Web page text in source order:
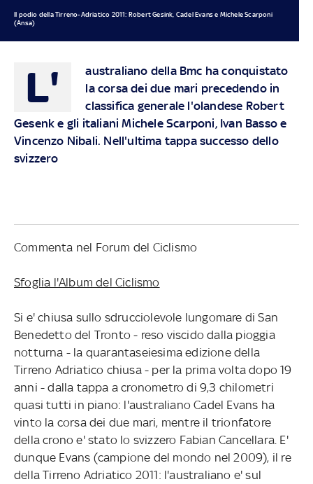
Il podio della Tirreno-Adriatico 2011: Robert Gesink, Cadel Evans e Michele Scarponi
(Ansa)
L'
australiano della Bmc ha conquistato
la corsa dei due mari precedendo in
classifica generale l'olandese Robert
Gesenk e gli italiani Michele Scarponi, Ivan Basso e
Vincenzo Nibali. Nell'ultima tappa successo dello
svizzero
Commenta nel Forum del Ciclismo
Sfoglia l'Album del Ciclismo
Si e' chiusa sullo sdrucciolevole lungomare di San
Benedetto del Tronto - reso viscido dalla pioggia
notturna - la quarantaseiesima edizione della
Tirreno Adriatico chiusa - per la prima volta dopo 19
anni - dalla tappa a cronometro di 9,3 chilometri
quasi tutti in piano: l'australiano Cadel Evans ha
vinto la corsa dei due mari, mentre il trionfatore
della crono e' stato lo svizzero Fabian Cancellara. E'
dunque Evans (campione del mondo nel 2009), il re
della Tirreno Adriatico 2011: l'australiano e' sul